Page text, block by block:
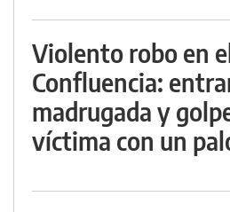
Violento robo en
Confluencia:
madrugada y
víctima con un